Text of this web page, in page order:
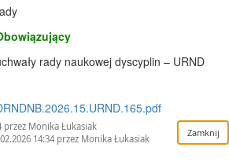
rady naukowej dyscyplin – URND
przez Monika Łukasiak
14:34 przez Monika Łukasiak